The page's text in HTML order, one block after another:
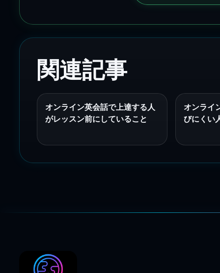
関連記事
オンライン英会話で上達する人
がレッスン前にしていること
オンライ
びにくい